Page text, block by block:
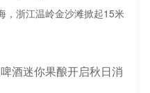
，浙江温岭金沙滩掀起15米